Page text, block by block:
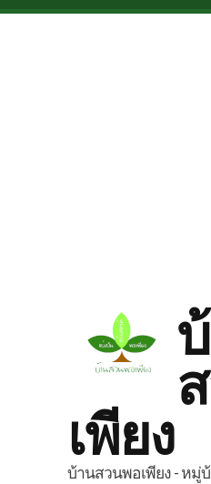
Skip to main content
เพียง
บ้านสวนพอเพียง - หมู่